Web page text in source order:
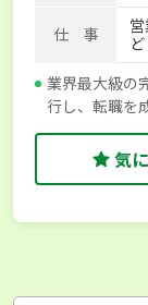
仕 事
ど
業界最大級の
行し、転職を
気